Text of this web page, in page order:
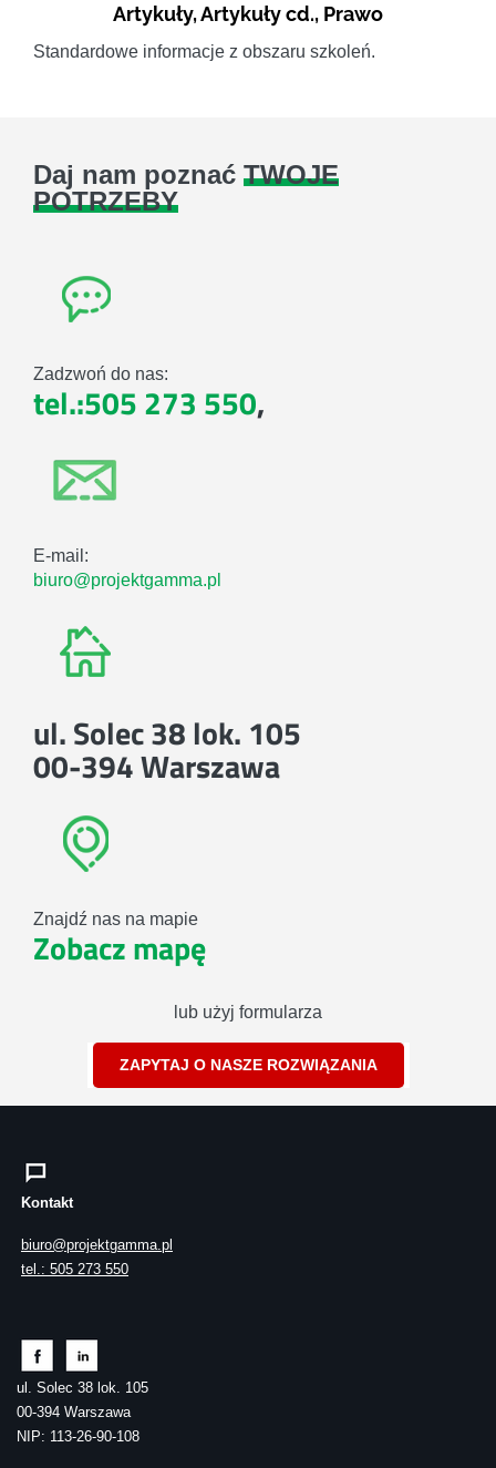
Artykuły,Artykuły cd., Prawo
Standardowe informacje z obszaru szkoleń.
Daj nam poznać TWOJE
POTRZEBY
Zadzwoń do nas:
tel.:505 273 550,
E-mail:
biuro@projektgamma.pl
ul. Solec 38 lok. 105
00-394 Warszawa
Znajdź nas na mapie
Zobacz mapę
lub użyj formularza
ZAPYTAJ O NASZE ROZWIĄZANIA
Kontakt
biuro@projektgamma.pl
tel.: 505 273 550
ul. Solec 38 lok. 105
00-394 Warszawa
NIP: 113-26-90-108